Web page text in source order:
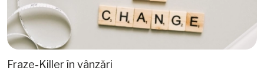
Fraze-Killer în vânzări